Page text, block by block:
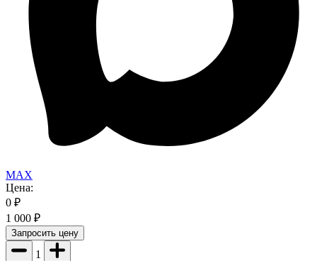
MAX
Цена:
0 ₽
1 000 ₽
Запросить цену
1